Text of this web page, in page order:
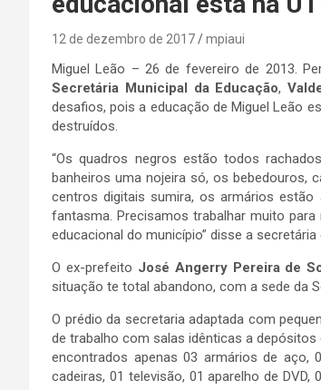
12 de dezembro de 2017 mpiaui
Miguel Leão – 26 de fevereiro de 2013.
Secretária Municipal da Educação,
desafios, pois a educação de Miguel Leão
destruídos.
“Os quadros negros estão todos
banheiros uma nojeira só, os bebedouros,
centros digitais sumira, os armários estão
fantasma. Precisamos trabalhar muito
educacional do município” disse a secretária
O ex-prefeito José Angerry Pereira de
situação te total abandono, com a sede da
O prédio da secretaria adaptada com
de trabalho com salas idênticas a
encontrados apenas 03 armários de aço,
cadeiras, 01 televisão, 01 aparelho de